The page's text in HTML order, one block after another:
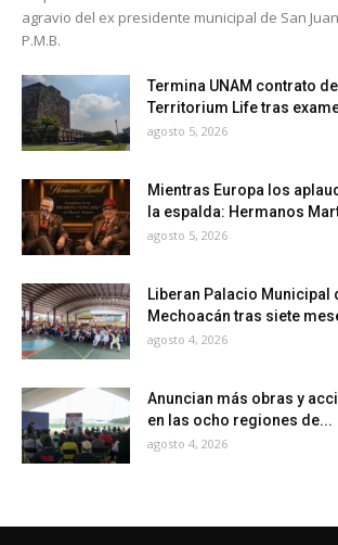
agravio del ex presidente municipal de San
P.M.B.
Termina UNAM contrato
Territorium Life tras
agosto 5, 2026
Mientras Europa los
la espalda: Hermanos
agosto 5, 2026
Liberan Palacio Municipal
Mechoacán tras siete
agosto 4, 2026
Anuncian más obras y
en las ocho regiones de...
agosto 4, 2026